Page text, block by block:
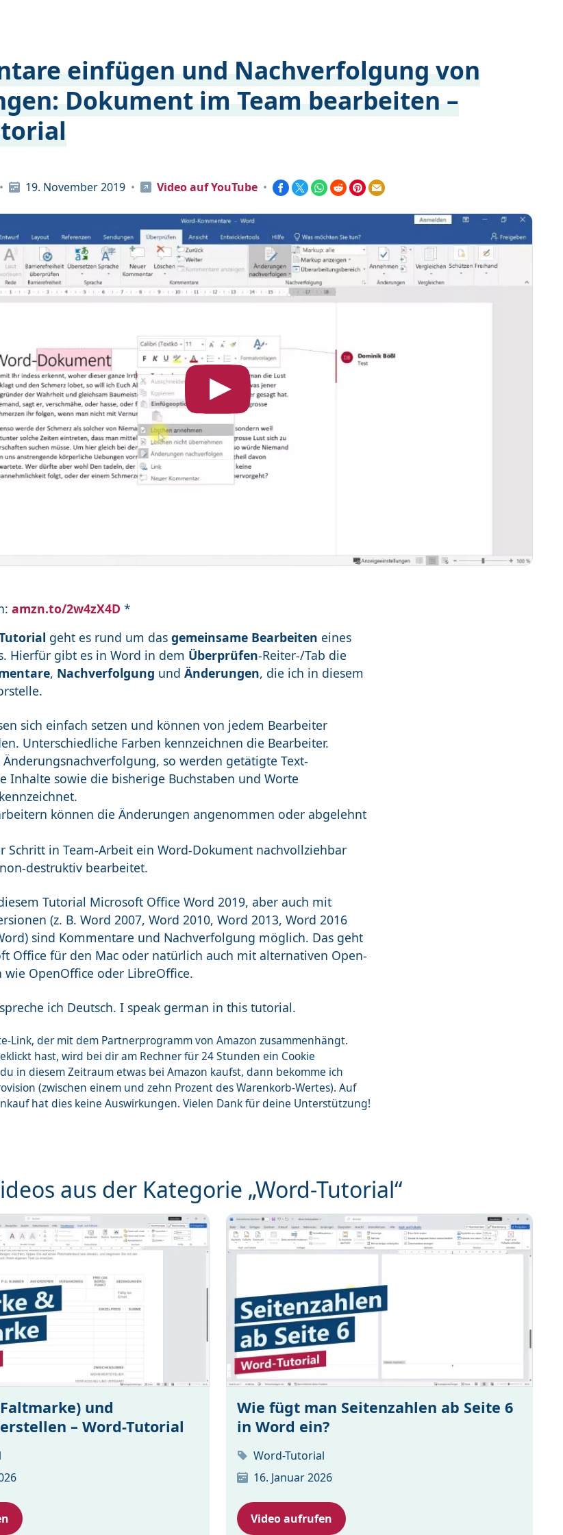
einfügen und Nachverfolgung von
Dokument im Team bearbeiten –
19. November 2019 Video auf YouTube
amzn.to/2w4zX4D *
geht es rund um das gemeinsame Bearbeiten eines
Hierfür gibt es in Word in dem Überprüfen-Reiter-/Tab die
, Nachverfolgung und Änderungen, die ich in diesem
sich einfach setzen und können von jedem Bearbeiter
Unterschiedliche Farben kennzeichnen die Bearbeiter.
so werden getätigte Text-
Inhalte sowie die bisherige Buchstaben und Worte
können die Änderungen angenommen oder abgelehnt
Schritt in Team-Arbeit ein Word-Dokument nachvollziehbar
destruktiv bearbeitet.
Tutorial Microsoft Office Word 2019, aber auch mit
(z. B. Word 2007, Word 2010, Word 2013, Word 2016
sind Kommentare und Nachverfolgung möglich. Das geht
Office für den Mac oder natürlich auch mit alternativen Open-
wie OpenOffice oder LibreOffice.
ich Deutsch. I speak german in this tutorial.
Link, der mit dem Partnerprogramm von Amazon zusammenhängt.
hast, wird bei dir am Rechner für 24 Stunden ein Cookie
in diesem Zeitraum etwas bei Amazon kaufst, dann bekomme ich
(zwischen einem und zehn Prozent des Warenkorb-Wertes). Auf
hat dies keine Auswirkungen. Vielen Dank für deine Unterstützung!
aus der Kategorie „Word-Tutorial“
und
– Word-Tutorial
Wie fügt man Seitenzahlen ab Seite 6
in Word ein?
Word-Tutorial
16. Januar 2026
Video aufrufen